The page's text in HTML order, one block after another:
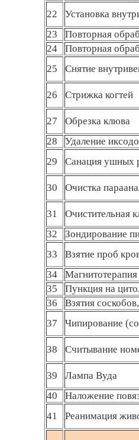
22
Установка
23
Повторная
24
Повторная
25
Снятие
26 Стрижка когтей
27 Обрезка клюва
28
Удаление
29
Санация ушных
30 Очистка
31 Очистительная
32
Зондирование
33
Взятие проб
34
Магнитотерапия
35
Пункция на
36
Взятия
37
Чипирование
38 Считывание
39 Лампа Вуда
40
Наложение
41
Реанимация